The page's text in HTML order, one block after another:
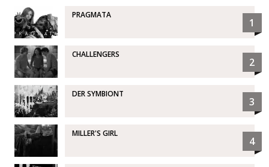
PRAGMATA
1
CHALLENGERS
2
DER SYMBIONT
3
MILLER'S GIRL
4